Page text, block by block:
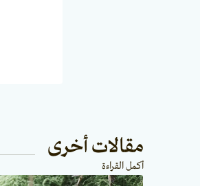
مقالات أخرى
أكمل القراءة